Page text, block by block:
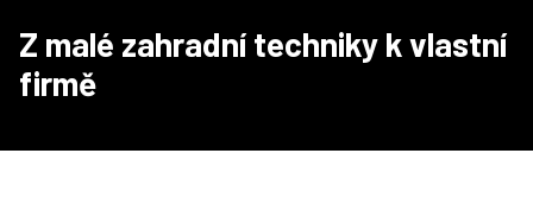
Z malé zahradní techniky k vlastní
firmě